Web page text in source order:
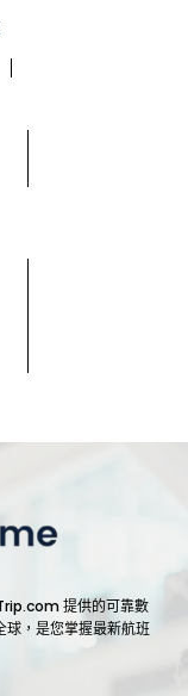
提供的可靠數
球，是您掌握最新航班